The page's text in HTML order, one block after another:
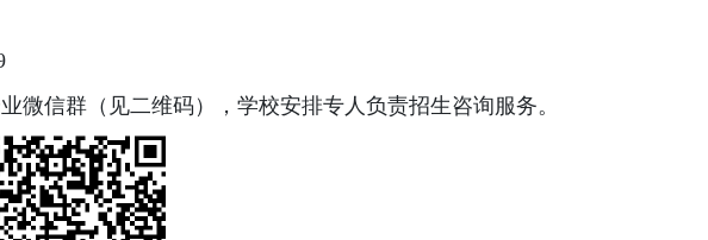
微信群（见二维码），学校安排专人负责招生咨询服务。